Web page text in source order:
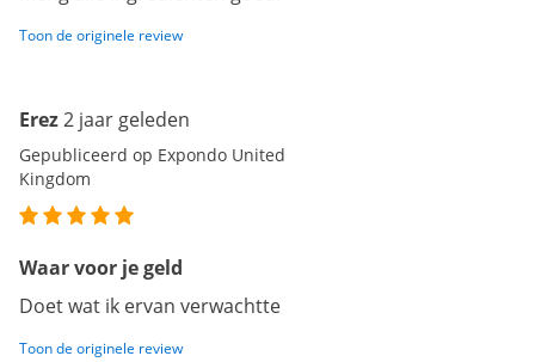
Toon de originele review
Erez2 jaar geleden
Gepubliceerd op Expondo United
Kingdom
Waar voor je geld
Doet wat ik ervan verwachtte
Toon de originele review